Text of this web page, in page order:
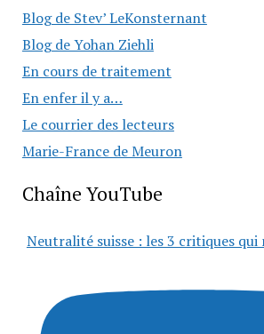
Blog de Stev’ LeKonsternant
Blog de Yohan Ziehli
En cours de traitement
En enfer il y a…
Le courrier des lecteurs
Marie-France de Meuron
Chaîne YouTube
Neutralité suisse : les 3 critiques